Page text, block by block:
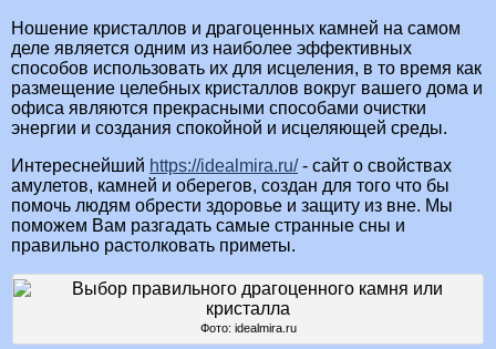
Ношение кристаллов и драгоценных камней на самом
деле является одним из наиболее эффективных
способов использовать их для исцеления, в то время как
размещение целебных кристаллов вокруг вашего дома и
офиса являются прекрасными способами очистки
энергии и создания спокойной и исцеляющей среды.
Интереснейший https://idealmira.ru/- сайт о свойствах
амулетов, камней и оберегов, создан для того что бы
помочь людям обрести здоровье и защиту из вне. Мы
поможем Вам разгадать самые странные сны и
правильно растолковать приметы.
Фото: idealmira.ru